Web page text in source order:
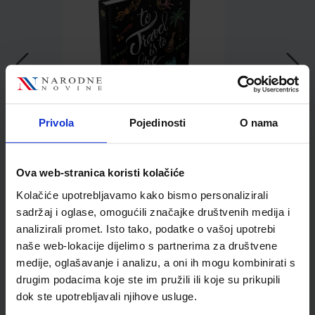
Privola Pojedinosti O nama
Ova web-stranica koristi kolačiće
Kolačiće upotrebljavamo kako bismo personalizirali
sadržaj i oglase, omogućili značajke društvenih medija i
analizirali promet. Isto tako, podatke o vašoj upotrebi
naše web-lokacije dijelimo s partnerima za društvene
medije, oglašavanje i analizu, a oni ih mogu kombinirati s
drugim podacima koje ste im pružili ili koje su prikupili
dok ste upotrebljavali njihove usluge.
mm
23,89 €
Kupci najčešće biraju..